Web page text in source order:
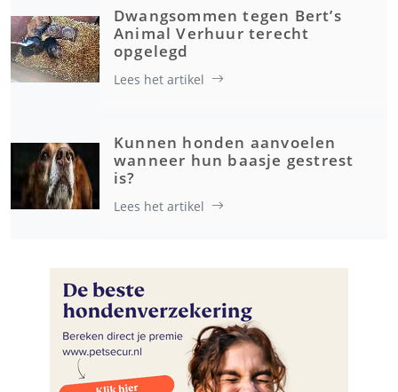
Dwangsommen tegen Bert’s
Animal Verhuur terecht
opgelegd
Lees het artikel
Kunnen honden aanvoelen
wanneer hun baasje gestrest
is?
Lees het artikel